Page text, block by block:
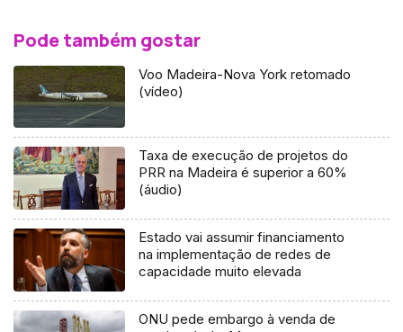
Pode também gostar
Voo Madeira-Nova York retomado
(vídeo)
Taxa de execução de projetos do
PRR na Madeira é superior a 60%
(áudio)
Estado vai assumir financiamento
na implementação de redes de
capacidade muito elevada
ONU pede embargo à venda de